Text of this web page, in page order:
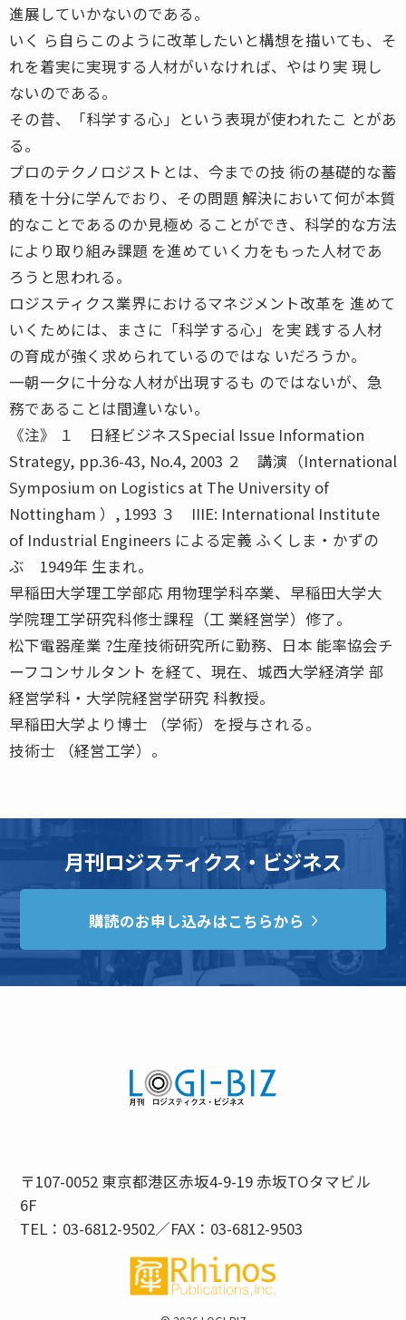
進展していかないのである。
いく ら自らこのように改革したいと構想を描いても、そ
れを着実に実現する人材がいなければ、やはり実 現し
ないのである。
その昔、「科学する心」という表現が使われたこ とがあ
る。
プロのテクノロジストとは、今までの技 術の基礎的な蓄
積を十分に学んでおり、その問題 解決において何が本質
的なことであるのか見極め ることができ、科学的な方法
により取り組み課題 を進めていく力をもった人材であ
ろうと思われる。
ロジスティクス業界におけるマネジメント改革を 進めて
いくためには、まさに「科学する心」を実 践する人材
の育成が強く求められているのではな いだろうか。
一朝一夕に十分な人材が出現するも のではないが、急
務であることは間違いない。
《注》 １ 日経ビジネスSpecial Issue Information
Strategy, pp.36-43, No.4, 2003 ２ 講演（International
Symposium on Logistics at The University of
Nottingham ）, 1993 ３ IIIE: International Institute
of Industrial Engineers による定義 ふくしま・かずの
ぶ 1949年 生まれ。
早稲田大学理工学部応 用物理学科卒業、早稲田大学大
学院理工学研究科修士課程（工 業経営学）修了。
松下電器産業 ?生産技術研究所に勤務、日本 能率協会チ
ーフコンサルタント を経て、現在、城西大学経済学 部
経営学科・大学院経営学研究 科教授。
早稲田大学より博士 （学術）を授与される。
技術士 （経営工学）。
月刊ロジスティクス・ビジネス
購読のお申し込みはこちらから
〒107-0052 東京都港区赤坂4-9-19 赤坂TOタマビル
6F
TEL：03-6812-9502／FAX：03-6812-9503